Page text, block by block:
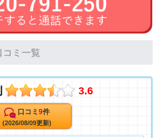
コミ一覧
3.6
口コミ 9件
(2026/08/09更新)